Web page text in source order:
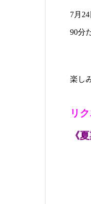
7月
90分
楽し
リ
《